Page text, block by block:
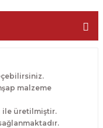
malzeme
ile üretilmiştir.